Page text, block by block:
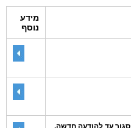
מידע
נוסף
סינמה סיטי ראשון לציון - מתחם ה-V.I.P סגור עד להודעה חדשה,